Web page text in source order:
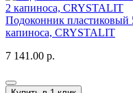
Подоконник
капиноса, CRYSTALIT
7 141.00 р.